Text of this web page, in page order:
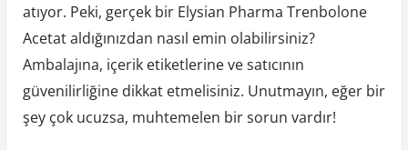
atıyor. Peki, gerçek bir Elysian Pharma Trenbolone
Acetat aldığınızdan nasıl emin olabilirsiniz?
Ambalajına, içerik etiketlerine ve satıcının
güvenilirliğine dikkat etmelisiniz. Unutmayın, eğer bir
şey çok ucuzsa, muhtemelen bir sorun vardır!